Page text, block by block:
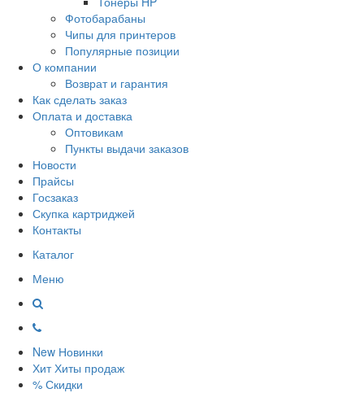
Фотобарабаны
Чипы для принтеров
Популярные позиции
О компании
Возврат и гарантия
Как сделать заказ
Оплата и доставка
Оптовикам
Пункты выдачи заказов
Новости
Прайсы
Госзаказ
Скупка картриджей
Контакты
Каталог
Меню
New Новинки
Хит Хиты продаж
% Скидки